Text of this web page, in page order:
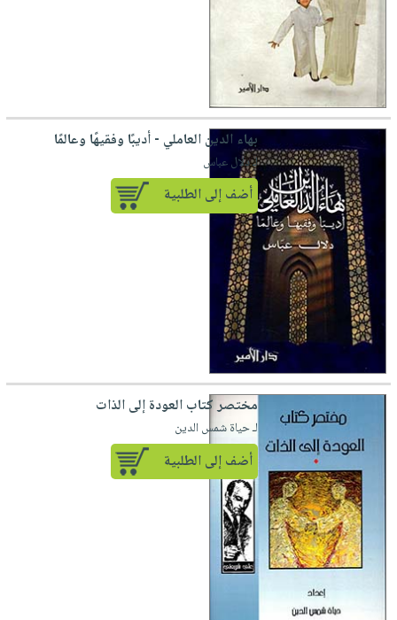
بهاء الدين العاملي - أديبًا وفقيهًا وعالمًا
لـ دلال عباس
أضف إلى الطلبية
مختصر كتاب العودة إلى الذات
لـ حياة شمس الدين
أضف إلى الطلبية